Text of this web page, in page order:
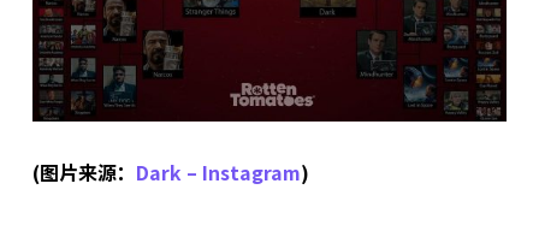
(图片来源： Dark – Instagram)